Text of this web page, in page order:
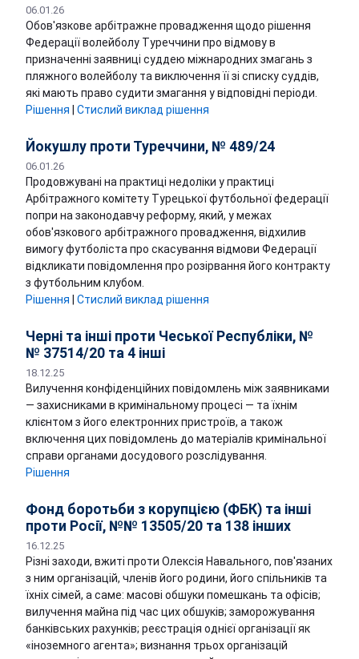
06.01.26
Обов'язкове арбітражне провадження щодо рішення
Федерації волейболу Туреччини про відмову в
призначенні заявниці суддею міжнародних змагань з
пляжного волейболу та виключення її зі списку суддів,
які мають право судити змагання у відповідні періоди.
Рішення
Стислий виклад рішення
Йокушлу проти Туреччини, № 489/24
06.01.26
Продовжувані на практиці недоліки у практиці
Арбітражного комітету Турецької футбольної федерації
попри на законодавчу реформу, який, у межах
обов'язкового арбітражного провадження, відхилив
вимогу футболіста про скасування відмови Федерації
відкликати повідомлення про розірвання його контракту
з футбольним клубом.
Рішення
Стислий виклад рішення
Черні та інші проти Чеської Республіки, №
№ 37514/20 та 4 інші
18.12.25
Вилучення конфіденційних повідомлень між заявниками
— захисниками в кримінальному процесі — та їхнім
клієнтом з його електронних пристроїв, а також
включення цих повідомлень до матеріалів кримінальної
справи органами досудового розслідування.
Рішення
Фонд боротьби з корупцією (ФБК) та інші
проти Росії, №№ 13505/20 та 138 інших
16.12.25
Різні заходи, вжиті проти Олексія Навального, пов'язаних
з ним організацій, членів його родини, його спільників та
їхніх сімей, а саме: масові обшуки помешкань та офісів;
вилучення майна під час цих обшуків; заморожування
банківських рахунків; реєстрація однієї організації як
«іноземного агента»; визнання трьох організацій